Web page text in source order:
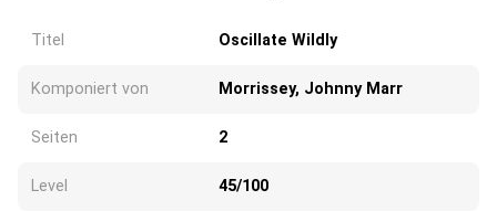
Titel Oscillate Wildly
Komponiert von Morrissey, Johnny Marr
Seiten 2
Level 45/100